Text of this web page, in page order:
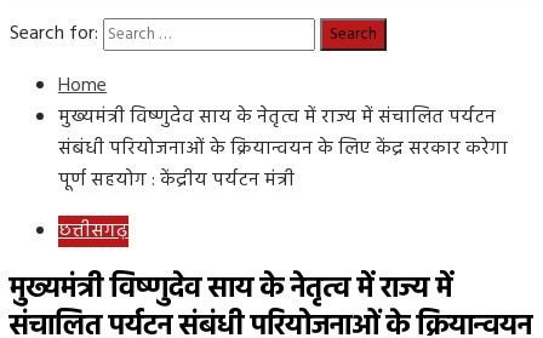
Search for:
Home
मुख्यमंत्री विष्णुदेव साय के नेतृत्व में राज्य में संचालित पर्यटन
संबंधी परियोजनाओं के क्रियान्वयन के लिए केंद्र सरकार करेगा
पूर्ण सहयोग : केंद्रीय पर्यटन मंत्री
छत्तीसगढ़
मुख्यमंत्री विष्णुदेव साय के नेतृत्व में राज्य में
संचालित पर्यटन संबंधी परियोजनाओं के क्रियान्वयन